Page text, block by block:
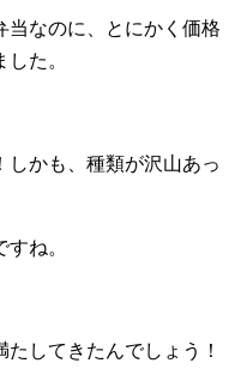
当なのに、とにかく価格
た。
しかも、種類が沢山あっ
ね。
してきたんでしょう！